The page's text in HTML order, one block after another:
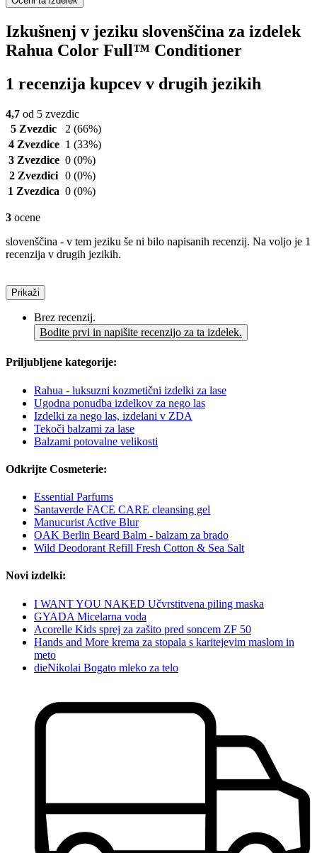
Izkušnenj v jeziku slovenščina za izdelek
Rahua Color Full™ Conditioner
1 recenzija kupcev v drugih jezikih
4,7 od 5 zvezdic
5 Zvezdic
2 (66%)
4 Zvezdice 1 (33%)
3 Zvezdice 0 (0%)
2 Zvezdici 0 (0%)
1 Zvezdica 0 (0%)
3 ocene
slovenščina - v tem jeziku še ni bilo napisanih recenzij. Na voljo je 1
recenzija v drugih jezikih.
Prikaži
Brez recenzij.
Bodite prvi in napišite recenzijo za ta izdelek.
Priljubljene kategorije:
Rahua - luksuzni kozmetični izdelki za lase
Ugodna ponudba izdelkov za nego las
Izdelki za nego las, izdelani v ZDA
Tekoči balzami za lase
Balzami potovalne velikosti
Odkrijte Cosmeterie:
Essential Parfums
Santaverde FACE CARE cleansing gel
Manucurist Active Blur
OAK Berlin Beard Balm - balzam za brado
Wild Deodorant Refill Fresh Cotton & Sea Salt
Novi izdelki:
I WANT YOU NAKED Učvrstitvena piling maska
GYADA Micelarna voda
Acorelle Kids sprej za zašito pred soncem ZF 50
Hands and More krema za stopala s karitejevim maslom in
meto
dieNikolai Bogato mleko za telo